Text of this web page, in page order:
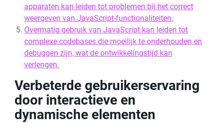
apparaten kan leiden tot problemen bij het correct
weergeven van JavaScript-functionaliteiten.
Overmatig gebruik van JavaScript kan leiden tot
complexe codebases die moeilijk te onderhouden en
debuggen zijn, wat de ontwikkelingstijd kan
verlengen.
Verbeterde gebruikerservaring
door interactieve en
dynamische elementen